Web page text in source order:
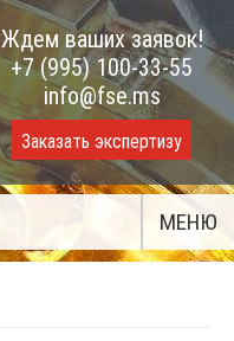
Ждем ваших заявок!
+7 (995) 100-33-55
info@fse.ms
Заказать экспертизу
МЕНЮ